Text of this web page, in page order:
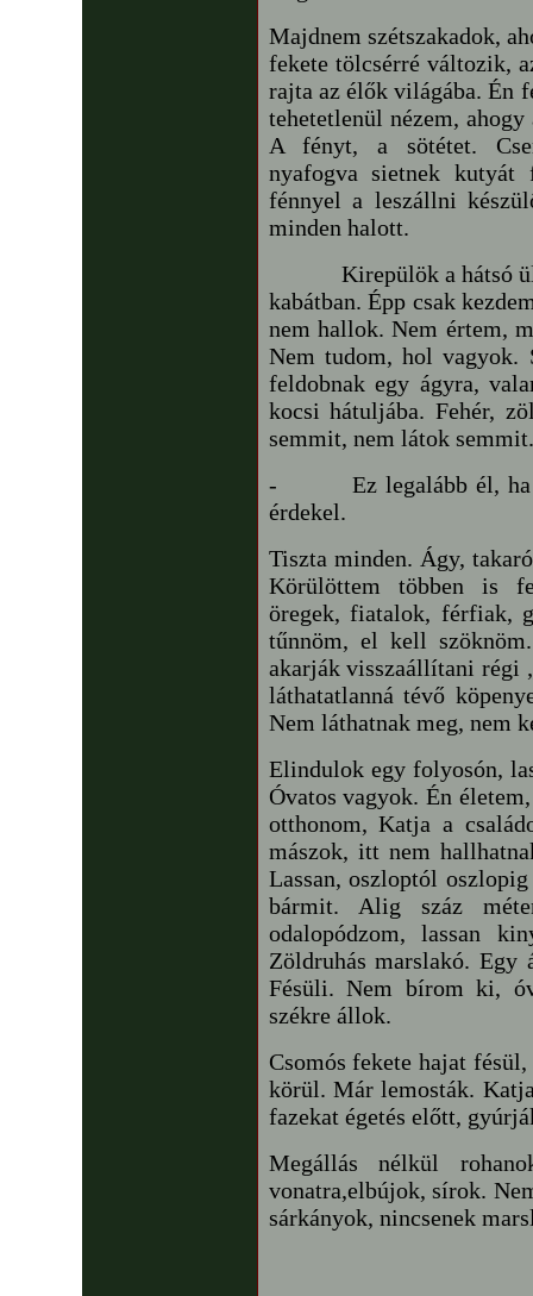
Majdnem szétszakadok,
fekete tölcsérré változik,
rajta az élők világába. Én
tehetetlenül nézem,
A fényt, a sötétet.
nyafogva sietnek kutyát
fénnyel a leszállni
minden halott.
Kirepülök a hátsó
kabátban. Épp csak
nem hallok. Nem értem,
Nem tudom, hol vagyok.
feldobnak egy ágyra,
kocsi hátuljába. Fehér,
semmit, nem látok semmit.
-
Ez legalább él,
érdekel.
Tiszta minden. Ágy,
Körülöttem többen is
öregek, fiatalok, férfiak,
tűnnöm, el kell
akarják visszaállítani régi
láthatatlanná tévő
Nem láthatnak meg, nem
Elindulok egy folyosón,
Óvatos vagyok. Én
otthonom, Katja a
mászok, itt nem
Lassan, oszloptól
bármit. Alig száz
odalopódzom, lassan
Zöldruhás marslakó.
Fésüli. Nem bírom ki,
székre állok.
Csomós fekete hajat
körül. Már lemosták.
fazekat égetés előtt,
Megállás nélkül
vonatra,elbújok, sírok.
sárkányok, nincsenek